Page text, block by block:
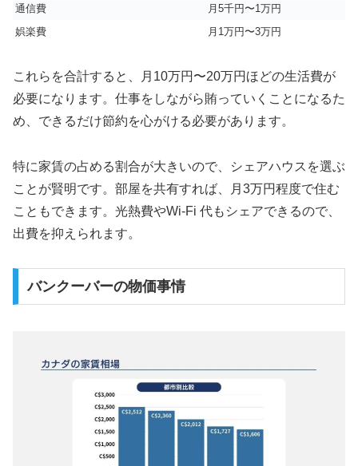
通信費
月5千円〜1万円
娯楽費
月1万円〜3万円
これらを合計すると、月10万円〜20万円ほどの生活費が
必要になります。仕事をしながら賄っていくことになるた
め、できるだけ節約を心がける必要があります。
特に家賃の占める割合が大きいので、シェアハウスを選ぶ
ことが賢明です。部屋を共有すれば、月3万円程度で住む
こともできます。光熱費やWi-Fi 代もシェアできるので、
出費を抑えられます。
バンクーバーの物価事情